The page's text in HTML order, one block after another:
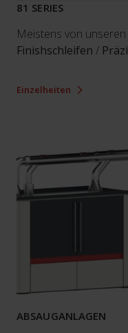
81 SERIES
Meistens von
Finishschleifen /
Einzelheiten
ABSAUGANLAGEN